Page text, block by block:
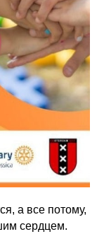
а все потому,
сердцем.